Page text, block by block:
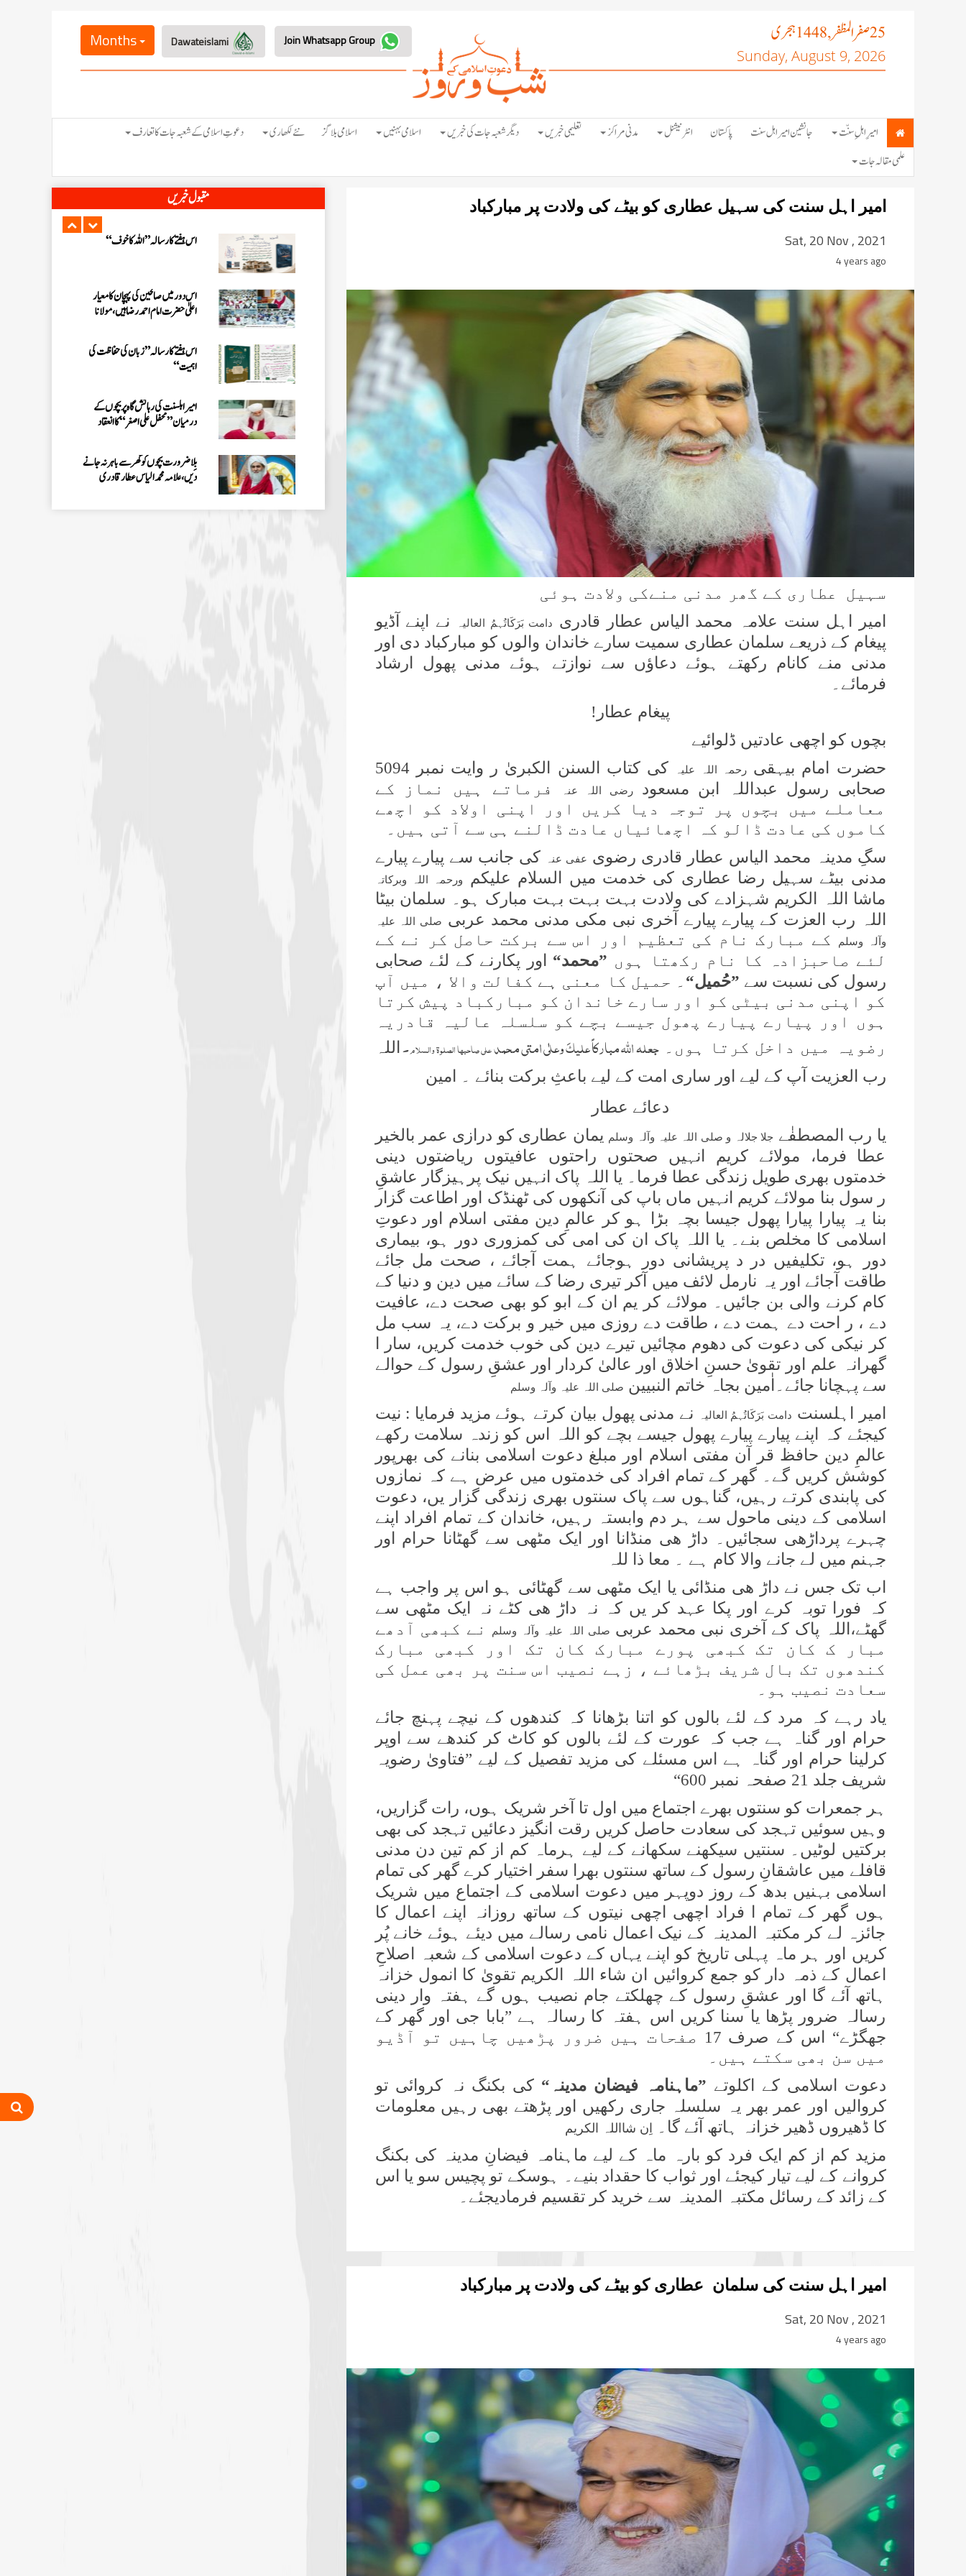
25صفر المظفر, 1448 ہجری
Sunday, August 9, 2026
Months
امیرِ اہلِ سنّت جانشین امیر اہل سنت پاکستان انٹرنیشنل مدنی مراکز تعلیمی خبریں دیگر شعبہ جات کی خبریں اسلامی بہنیں اسلامی بلاگز نئے لکھاری
دعوتِ اسلامی کے شعبہ جات کا تعارف
علمی مقالہ جات
امیر اہل سنت کی سہیل عطاری کو بیٹے کی ولادت پر مبارکباد
Sat, 20 Nov , 2021
4 years ago
سہیل عطاری کے گھر مدنی منےکی ولادت ہوئی
امیر اہل سنت علامہ محمد الیاس عطار قادری
دامت بَرَکَاتُہمُ العالیہ
نے اپنے آڈیو
پیغام کے ذریعے سلمان عطاری سمیت سارے خاندان والوں کو مبارکباد دی اور
مدنی منے کانام رکھتے ہوئے دعاؤں سے نوازتے ہوئے مدنی پھول ارشاد
فرمائے۔
پیغام عطار!
بچوں کو اچھی عادتیں ڈلوائیے
حضرت امام بیہقیرحمہ اللہ علیہ
کی کتاب السنن الکبریٰ ر وایت نمبر 5094
صحابی رسول عبداللہ ابن مسعودرضی اللہ عنہ
فرماتے ہیں نماز کے
معاملے میں بچوں پر توجہ دیا کریں اور اپنی اولاد کو اچھے
کاموں کی عادت ڈالو کہ اچھائیاں عادت ڈالنے ہی سے آتی ہیں۔
سگِ مدینہ محمد الیاس عطار قادری رضوی عفی عنہ
کی جانب سے پیارے پیارے
مدنی بیٹے سہیل رضا عطاری کی خدمت میں السلام علیکم
ورحمہ اللہ وبرکاتہ
ماشا اللہ الکریم شہزادے کی ولادت بہت بہت بہت مبارک ہو۔ سلمان بیٹا
اللہ رب العزت کے پیارے پیارے آخری نبی مکی مدنی محمد عربی
صلی اللہ علیہ
وآلہ وسلم
کے مبارک نام کی تعظیم اور اس سے برکت حاصل کر نے کے
لئے صاحبزادہ کا نام رکھتا ہوں ”محمد“ اور پکارنے کے لئے صحابی
رسول کی نسبت سے ”حُمیل“ ۔ حمیل کا معنی ہے کفالت والا ، میں آپ
کو اپنی مدنی بیٹی کو اور سارے خاندان کو مبارکباد پیش کرتا
ہوں اور پیارے پیارے پھول جیسے بچے کو سلسلہ عالیہ قادریہ
رضویہ میں داخل کرتا ہوں۔جعلہ اللہ مبارکاً علیکَ وعلٰی امتی محمدعلی صاحبہا الصلوة والسلام۔ اللہ
رب العزیت آپ کے لیے اور ساری امت کے لیے باعثِ برکت بنائے ۔ امین
دعائے عطار
یا رب المصطفٰے جلا جلالہ و صلی اللہ علیہ وآلہ وسلم یمان عطاری کو درازی عمر بالخیر
عطا فرما، مولائے کریم انہیں صحتوں راحتوں عافیتوں ریاضتوں دینی
خدمتوں بھری طویل زندگی عطا فرما۔ یا اللہ پاک انہیں نیک پرہیزگار عاشقِ
ر سول بنا مولائے کریم انہیں ماں باپ کی آنکھوں کی ٹھنڈک اور اطاعت گزار
بنا یہ پیارا پیارا پھول جیسا بچہ بڑا ہو کر عالمِ دین مفتی اسلام اور دعوتِ
اسلامی کا مخلص بنے۔ یا اللہ پاک ان کی امی کی کمزوری دور ہو، بیماری
دور ہو، تکلیفیں در د پریشانی دور ہوجائے ہمت آجائے ، صحت مل جائے
طاقت آجائے اور یہ نارمل لائف میں آکر تیری رضا کے سائے میں دین و دنیا کے
کام کرنے والی بن جائیں۔ مولائے کر یم ان کے ابو کو بھی صحت دے، عافیت
دے ، ر احت دے ہمت دے ، طاقت دے روزی میں خیر و برکت دے، یہ سب مل
کر نیکی کی دعوت کی دھوم مچائیں تیرے دین کی خوب خدمت کریں، سار ا
گھرانہ علم اور تقویٰ حسنِ اخلاق اور عالیٰ کردار اور عشقِ رسول کے حوالے
سے پہچانا جائے۔اٰمین بجاہ خاتم النبیین صلی اللہ علیہ وآلہ وسلم
امیر اہلسنت دامت بَرَکَاتُہمُ العالیہ
نے مدنی پھول بیان کرتے ہوئے مزید فرمایا : نیت
کیجئے کہ اپنے پیارے پیارے پھول جیسے بچے کو اللہ اس کو زندہ سلامت رکھے
عالمِ دین حافظ قر آن مفتی اسلام اور مبلغ دعوت اسلامی بنانے کی بھرپور
کوشش کریں گے۔ گھر کے تمام افراد کی خدمتوں میں عرض ہے کہ نمازوں
کی پابندی کرتے رہیں، گناہوں سے پاک سنتوں بھری زندگی گزار یں، دعوت
اسلامی کے دینی ماحول سے ہر دم وابستہ رہیں، خاندان کے تمام افراد اپنے
چہرے پرداڑھی سجائیں۔ داڑ ھی منڈانا اور ایک مٹھی سے گھٹانا حرام اور
جہنم میں لے جانے والا کام ہے ۔ معا ذا للہ
اب تک جس نے داڑ ھی منڈائی یا ایک مٹھی سے گھٹائی ہو اس پر واجب ہے
کہ فورا توبہ کرے اور پکا عہد کر یں کہ نہ داڑ ھی کٹے نہ ایک مٹھی سے
گھٹے،اللہ پاک کے آخری نبی محمد عربی صلی اللہ علیہ وآلہ وسلم
نے کبھی آدھے
مبار ک کان تک کبھی پورے مبارک کان تک اور کبھی مبارک
کندھوں تک بال شریف بڑھائے ، زہے نصیب اس سنت پر بھی عمل کی
سعادت نصیب ہو۔
یاد رہے کہ مرد کے لئے بالوں کو اتنا بڑھانا کہ کندھوں کے نیچے پہنچ جائے
حرام اور گناہ ہے جب کہ عورت کے لئے بالوں کو کاٹ کر کندھے سے اوپر
کرلینا حرام اور گناہ ہے اس مسئلے کی مزید تفصیل کے لیے ”فتاویٰ رضویہ
شریف جلد 21 صفحہ نمبر 600“
ہر جمعرات کو سنتوں بھرے اجتماع میں اول تا آخر شریک ہوں، رات گزاریں،
وہیں سوئیں تہجد کی سعادت حاصل کریں رقت انگیز دعائیں تہجد کی بھی
برکتیں لوٹیں۔ سنتیں سیکھنے سکھانے کے لیے ہرماہ کم از کم تین دن مدنی
قافلے میں عاشقانِ رسول کے ساتھ سنتوں بھرا سفر اختیار کرے گھر کی تمام
اسلامی بہنیں بدھ کے روز دوپہر میں دعوت اسلامی کے اجتماع میں شریک
ہوں گھر کے تمام ا فراد اچھی اچھی نیتوں کے ساتھ روزانہ اپنے اعمال کا
جائزہ لے کر مکتبہ المدینہ کے نیک اعمال نامی رسالے میں دیئے ہوئے خانے پُر
کریں اور ہر ماہ پہلی تاریخ کو اپنے یہاں کے دعوت اسلامی کے شعبہ اصلاحِ
اعمال کے ذمہ دار کو جمع کروائیں ان شاء اللہ الکریم تقویٰ کا انمول خزانہ
ہاتھ آئے گا اور عشقِ رسول کے چھلکتے جام نصیب ہوں گے ہفتہ وار دینی
رسالہ ضرور پڑھا یا سنا کریں اس ہفتہ کا رسالہ ہے ”بابا جی اور گھر کے
جھگڑے“ اس کے صرف 17 صفحات ہیں ضرور پڑھیں چاہیں تو آڈیو
میں سن بھی سکتے ہیں۔
دعوت اسلامی کے اکلوتے ”ماہنامہ فیضان مدینہ“ کی بکنگ نہ کروائی تو
کروالیں اور عمر بھر یہ سلسلہ جاری رکھیں اور پڑھتے بھی رہیں معلومات
کا ڈھیروں ڈھیر خزانہ ہاتھ آئے گا۔
اِن شااللہ الکریم
مزید کم از کم ایک فرد کو بارہ ماہ کے لیے ماہنامہ فیضانِ مدینہ کی بکنگ
کروانے کے لیے تیار کیجئے اور ثواب کا حقداد بنیے۔ ہوسکے تو پچیس سو یا اس
کے زائد کے رسائل مکتبہ المدینہ سے خرید کر تقسیم فرمادیجئے۔
امیر اہل سنت کی سلمان عطاری کو بیٹے کی ولادت پر مبارکباد
Sat, 20 Nov , 2021
4 years ago
مقبول خبریں
واقعات (قسط: 1) “
سید مختار اشرف رضوی صاحب کی اہلیہ
اس ہفتے کا رسالہ ”اللہ کا خوف“
اس دور میں صالحین کی پہچان کا معیار
اعلیٰ حضر ت امام احمد رضا ہیں، مولانا
اس ہفتے کا رسالہ ” زبان کی حفاظت کی
امیر اہلسنت کی رہائش گاہ پر بچوں کے
درمیان” محفل علی اصغر “کا انعقاد
بِلا ضرورت بچوں کو گھر سے باہر نہ جانے
دیں، علامہ محمد الیاس عطار قادری
اس ہفتے کا رسالہ ”احیاء العلوم سے 38
مدنی پھول (قسط:01)“
حکمتِ عملی کے ساتھ نیکی کی دعوت دینی
چاہئے، مولانا محمد الیاس عطار قادری